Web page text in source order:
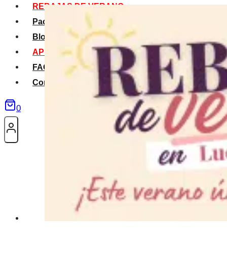
REBAJAS DE VERANO
Packs Verano
Blog
APP La Tribu
FAQS
Contacto
0